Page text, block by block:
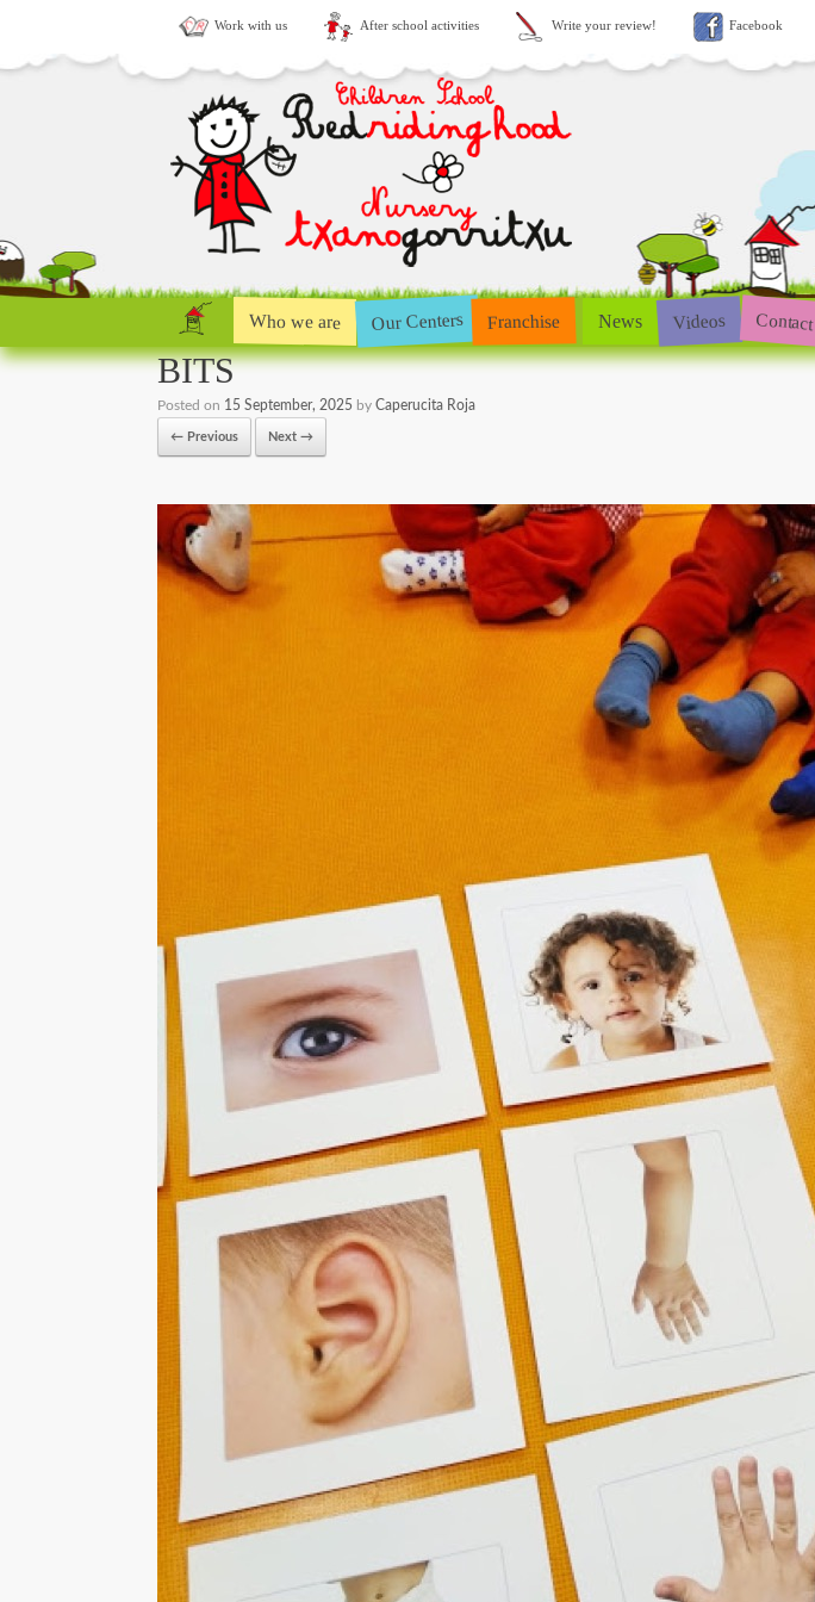
Work with us After school activities Write your review! Facebook
Who we are Our Centers Franchise News Videos Contact
BITS
Posted on 15 September, 2025 by Caperucita Roja
← Previous Next →